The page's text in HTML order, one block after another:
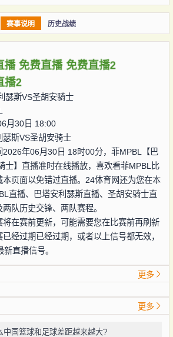
赛事说明 历史战绩
播 免费直播 免费直播2
播2
瑟斯VS圣胡安骑士
月30日 18:00
瑟斯VS圣胡安骑士
2026年06月30日 18时00分，菲MPBL【巴
士】直播准时在线播放，喜欢看菲MPBL比
页面以免错过直播。24体育网还为您在本
直播、巴塔安利瑟斯直播、圣胡安骑士直
队历史交锋、两队赛程。
将在赛前更新，可能需要您在比赛前再刷新
经过期已经过期，或者以上信号都无效，
直播信号。
更多
更多
中国篮球和足球差距越来越大?